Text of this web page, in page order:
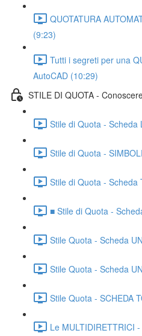
QUOTATURA
(9:23)
Tutti i segreti per una
AutoCAD (10:29)
STILE DI QUOTA -
Stile di Quota - Scheda
Stile di Quota -
Stile di Quota - Scheda
■ Stile di Quota -
Stile Quota - Scheda
Stile Quota - Scheda
Stile Quota - SCHEDA
Le MULTIDIRETTRICI